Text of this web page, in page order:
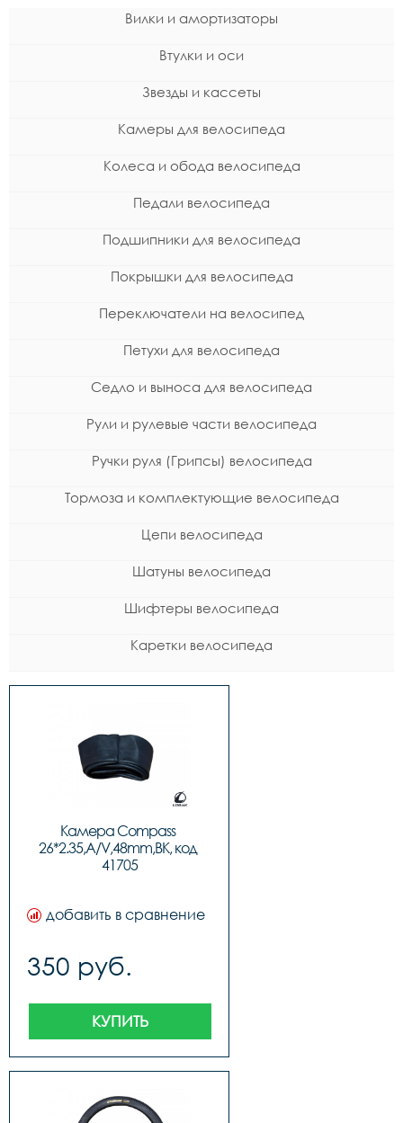
Вилки и амортизаторы
Втулки и оси
Звезды и кассеты
Камеры для велосипеда
Колеса и обода велосипеда
Педали велосипеда
Подшипники для велосипеда
Покрышки для велосипеда
Переключатели на велосипед
Петухи для велосипеда
Седло и выноса для велосипеда
Рули и рулевые части велосипеда
Ручки руля (Грипсы) велосипеда
Тормоза и комплектующие велосипеда
Цепи велосипеда
Шатуны велосипеда
Шифтеры велосипеда
Каретки велосипеда
Камера Compass
26*2.35,A/V,48mm,BK, код
41705
добавить в сравнение
350 руб.
КУПИТЬ